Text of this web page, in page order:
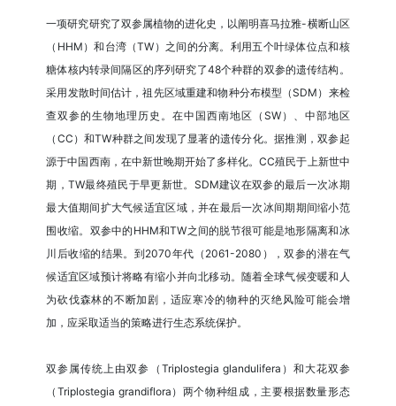
一项研究研究了双参属植物的进化史，以阐明喜马拉雅-横断山区
（HHM）和台湾（TW）之间的分离。利用五个叶绿体位点和核
糖体核内转录间隔区的序列研究了48个种群的双参的遗传结构。
采用发散时间估计，祖先区域重建和物种分布模型（SDM）来检
查双参的生物地理历史。在中国西南地区（SW）、中部地区
（CC）和TW种群之间发现了显著的遗传分化。据推测，双参起
源于中国西南，在中新世晚期开始了多样化。CC殖民于上新世中
期，TW最终殖民于早更新世。SDM建议在双参的最后一次冰期
最大值期间扩大气候适宜区域，并在最后一次冰间期期间缩小范
围收缩。双参中的HHM和TW之间的脱节很可能是地形隔离和冰
川后收缩的结果。到2070年代（2061-2080），双参的潜在气
候适宜区域预计将略有缩小并向北移动。随着全球气候变暖和人
为砍伐森林的不断加剧，适应寒冷的物种的灭绝风险可能会增
加，应采取适当的策略进行生态系统保护。
双参属传统上由双参（Triplostegia glandulifera）和大花双参
（Triplostegia grandiflora）两个物种组成，主要根据数量形态